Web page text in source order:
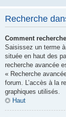
Recherche
Comment
Saisissez un terme
située en haut des
recherche avancée
« Recherche
forum. L’accès à la
graphiques utilisés.
Haut